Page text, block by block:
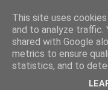
Ça se
Astronomie,
L'infini se contemple,
This site uses
and to analyze traffic.
shared with Google
metrics to ensure
statistics, and to